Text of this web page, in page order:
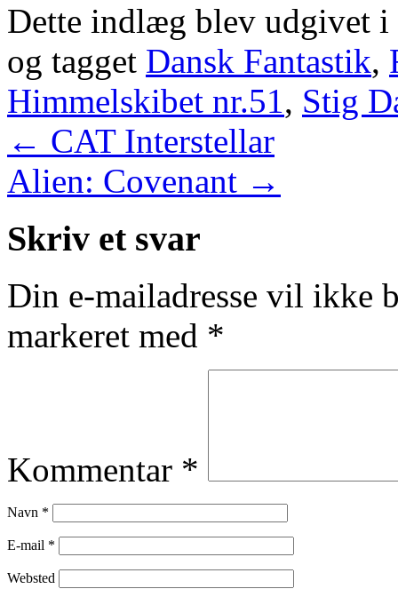
Dette indlæg blev udgivet i
og tagget Dansk Fantastik,
Himmelskibet nr.51, Stig
← CAT Interstellar
Alien: Covenant →
Skriv et svar
Din e-mailadresse vil ikke
markeret med *
Kommentar *
Navn *
E-mail *
Websted